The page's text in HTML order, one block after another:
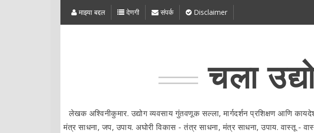
माझ्या बद्दल देणगी संपर्क Disclaimer
चला
लेखक अश्विनीकुमार. उद्योग व्यवसाय गुंतवणूक सल्ला, मार्गदर्शन प्रशिक्षण आणि
मंत्र साधना, जप, उपाय. अघोरी विकास - तंत्र साधना, मंत्र साधना, उपाय. वास्तू -